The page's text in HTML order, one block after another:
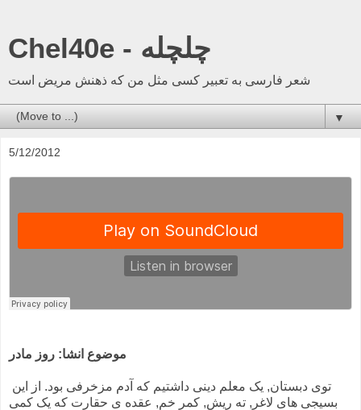
Chel40e - چلچله
شعر فارسی به تعبیر کسی مثل من که ذهنش مریض است
▼
5/12/2012
موضوع انشا: روز مادر
بسیجی های لاغر, ته ریش, کمر خم, عقده ی حقارت که یک کمی